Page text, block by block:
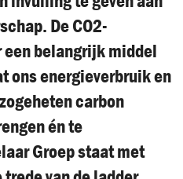
De CO2-
belangrijk middel
ons energieverbruik en
carbon
én te
Groep staat met